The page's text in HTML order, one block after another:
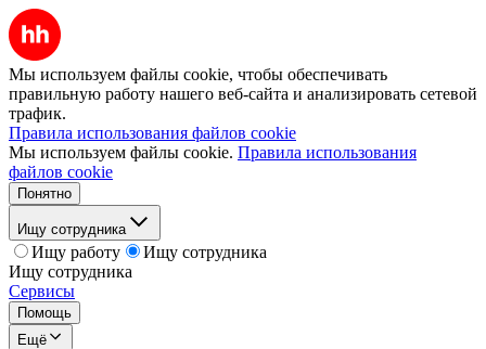
Мы используем файлы cookie, чтобы обеспечивать
правильную работу нашего веб-сайта и анализировать сетевой
трафик.
Правила использования файлов cookie
Мы используем файлы cookie. Правила использования
файлов cookie
Понятно
Ищу сотрудника
Ищу работу
Ищу сотрудника
Ищу сотрудника
Сервисы
Помощь
Ещё